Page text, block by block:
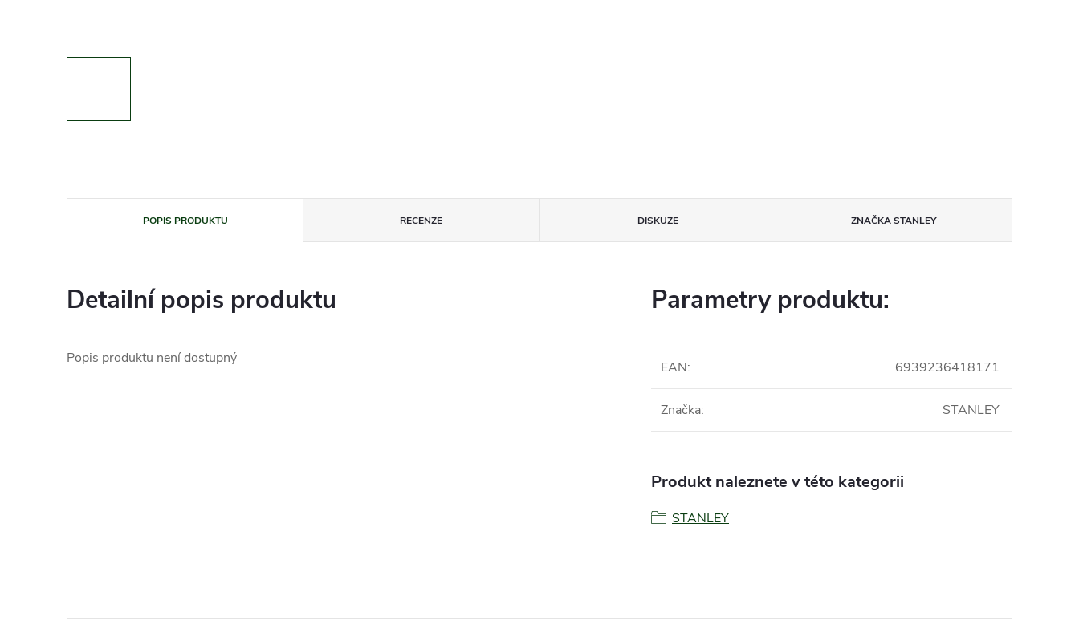
POPIS PRODUKTU RECENZE DISKUZE ZNAČKASTANLEY
Detailní popis produktu
Popis produktu není dostupný
Parametry produktu:
EAN: 6939236418171
Značka: STANLEY
Produkt naleznete v této kategorii
STANLEY